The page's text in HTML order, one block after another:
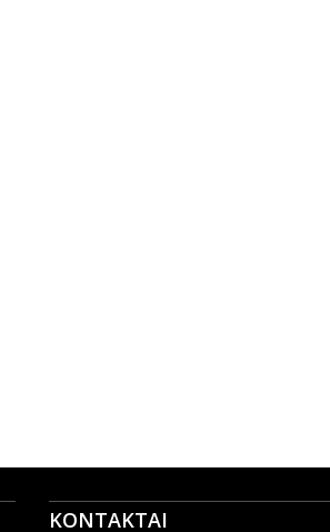
KONTAKTAI